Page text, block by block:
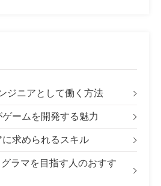
ジニアとして働く方法
ームを開発する魅力
求められるスキル
ラマを目指す人のおすす